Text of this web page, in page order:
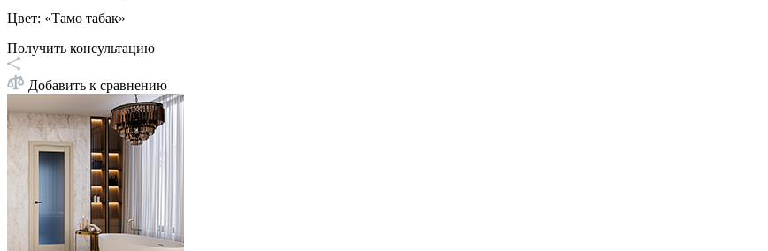
Цвет: «Тамо табак»
Получить консультацию
Добавить к сравнению